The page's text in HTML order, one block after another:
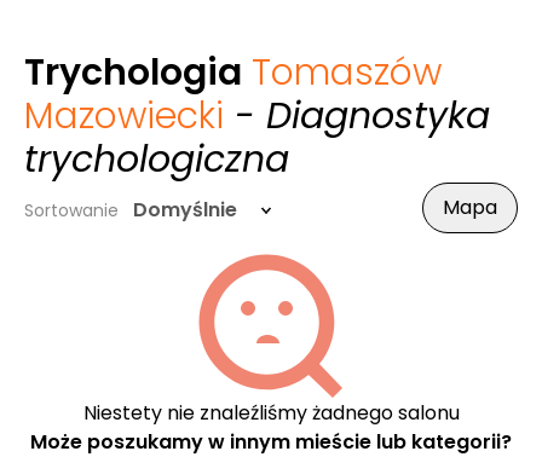
Trychologia Tomaszów
Mazowiecki - Diagnostyka
trychologiczna
Sortowanie Domyślnie Mapa
Niestety nie znaleźliśmy żadnego salonu
Może poszukamy w innym mieście lub kategorii?